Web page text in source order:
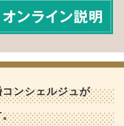
ンシェルジュが
。